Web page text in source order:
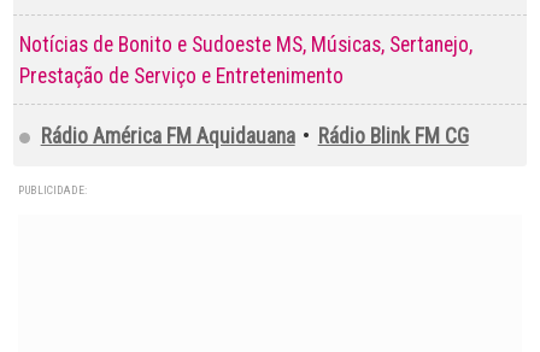
Notícias de Bonito e Sudoeste MS, Músicas, Sertanejo,
Prestação de Serviço e Entretenimento
Rádio América FM Aquidauana • Rádio Blink FM CG
PUBLICIDADE: